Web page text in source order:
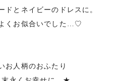
ドとネイビーのドレスに。
くお似合いでした…♡
お人柄のおふたり